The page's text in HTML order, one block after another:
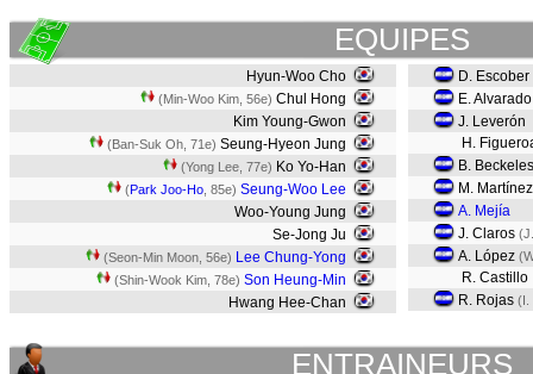
EQUIPES
Hyun-Woo Cho
(Min-Woo Kim, 56e) Chul Hong
Kim Young-Gwon
(Ban-Suk Oh, 71e) Seung-Hyeon Jung
(Yong Lee, 77e) Ko Yo-Han
(Park Joo-Ho , 85e) Seung-Woo Lee
Woo-Young Jung
Se-Jong Ju
(Seon-Min Moon, 56e) Lee Chung-Yong
(Shin-Wook Kim, 78e) Son Heung-Min
Hwang Hee-Chan
D. Escober
E.
J. Leverón
H.
B.
M.
A. Mejía
J. Claros
A. López
R. Castillo
R. Rojas (I.
ENTRAINEURS